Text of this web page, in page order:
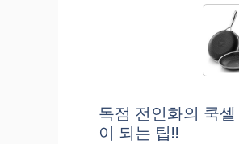
독점 전인화의 쿡
이 되는 팁!!